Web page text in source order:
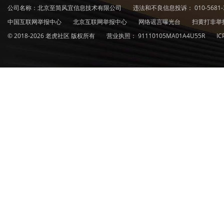
公司名称：北京至简风宜信息技术有限公司
违法和不良信息投诉： 010-
中国互联网举报中心
北京互联网举报中心 网络谣言曝光台
扫黄打非
© 2018-2026 老虎社区 版权所有
营业执照： 91110105MA01A4U55R